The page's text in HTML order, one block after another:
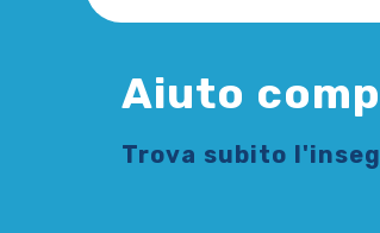
Aiuto
Trova subito l'